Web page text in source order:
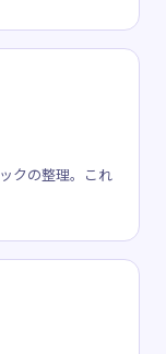
クの整理。これ